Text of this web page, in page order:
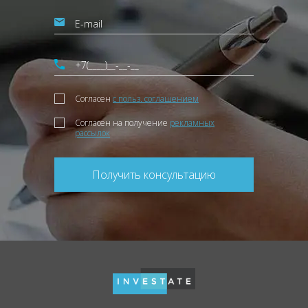
Согласен с польз. соглашением
Согласен на получение рекламных
рассылок
Получить консультацию